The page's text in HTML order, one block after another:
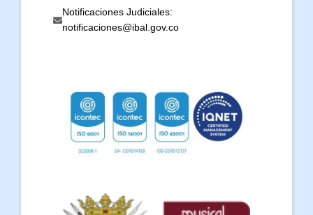
Notificaciones Judiciales:
notificaciones@ibal.gov.co